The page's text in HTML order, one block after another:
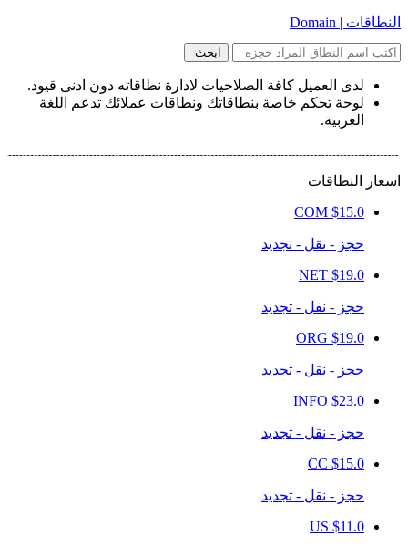
النطاقات | Domain
لدى العميل كافة الصلاحيات لادارة نطاقاته دون ادنى قيود.
لوحة تحكم خاصة بنطاقاتك ونطاقات عملائك تدعم اللغة
العربية.
اسعار النطاقات
COM $15.0
حجز - نقل - تجديد
NET $19.0
حجز - نقل - تجديد
ORG $19.0
حجز - نقل - تجديد
INFO $23.0
حجز - نقل - تجديد
CC $15.0
حجز - نقل - تجديد
US $11.0